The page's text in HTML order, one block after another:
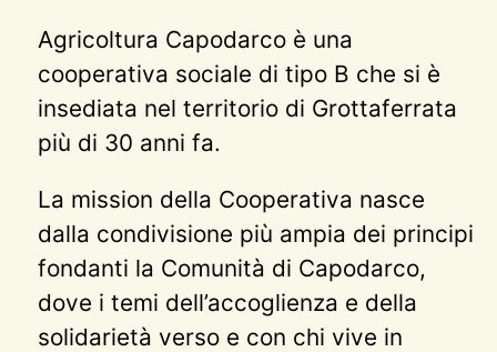
Agricoltura Capodarco è una
cooperativa sociale di tipo B che si è
insediata nel territorio di Grottaferrata
più di 30 anni fa.
La mission della Cooperativa nasce
dalla condivisione più ampia dei principi
fondanti la Comunità di Capodarco,
dove i temi dell’accoglienza e della
solidarietà verso e con chi vive in